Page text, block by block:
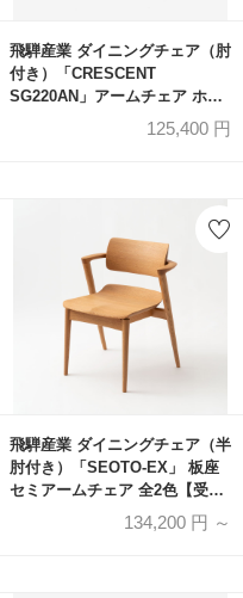
飛騨産業 ダイニングチェア（肘
付き）「CRESCENT
SG220AN」アームチェア ホワ
イトオーク材 WO色 布#E テン
ドBE【受注生産品】
125,400 円
飛騨産業 ダイニングチェア（半
肘付き）「SEOTO-EX」 板座
セミアームチェア 全2色【受注
134,200 円 ～